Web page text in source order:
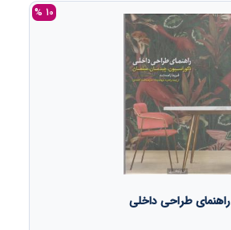
10 %
راهنمای طراحی داخلی